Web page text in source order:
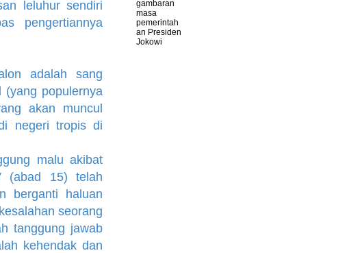
leluhur sendiri
pengertiannya
adalah sang
(yang populernya
akan muncul
negeri tropis di
malu akibat
(abad 15) telah
berganti haluan
seorang
tanggung jawab
kehendak dan
gambaran
masa
pemerintah
an Presiden
Jokowi